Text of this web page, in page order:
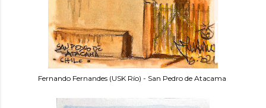
Fernando Fernandes (USK Río) - San Pedro de Atacama